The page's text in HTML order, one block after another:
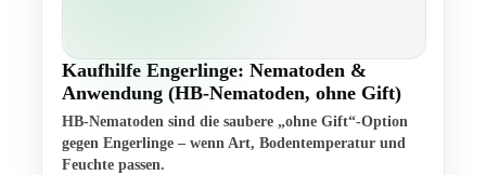
Kaufhilfe Engerlinge: Nematoden &
Anwendung (HB-Nematoden, ohne Gift)
HB-Nematoden sind die saubere „ohne Gift“-Option
gegen Engerlinge – wenn Art, Bodentemperatur und
Feuchte passen.